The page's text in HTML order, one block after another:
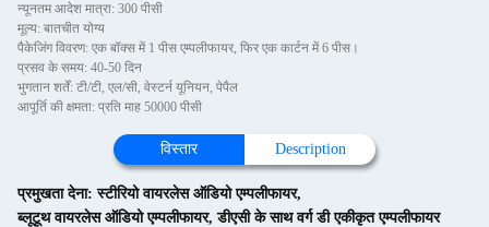
न्यूनतम आदेश मात्रा: 300 पीसी
मूल्य: बातचीत योग्य
पैकेजिंग विवरण: एक बॉक्स में 1 पीस एम्पलीफायर, फिर एक कार्टन में 6 पीस।
प्रसव के समय: 40-50 दिन
भुगतान शर्तें: टी/टी, एल/सी, वेस्टर्न यूनियन, पेपैल
आपूर्ति की क्षमता: प्रति माह 50000 पीसी
विस्तार Description
प्रमुखता देना:स्टीरियो वायरलेस ऑडियो एम्पलीफायर,
ब्लूटूथ वायरलेस ऑडियो एम्पलीफायर,डीएसी के साथ वर्ग डी एकीकृत एम्पलीफायर